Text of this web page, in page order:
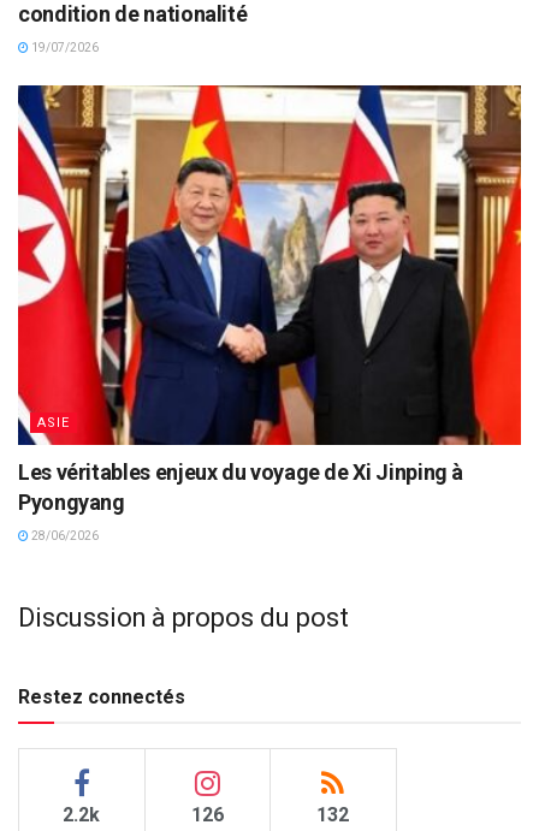
condition de nationalité
19/07/2026
ASIE
Les véritables enjeux du voyage de Xi Jinping à
Pyongyang
28/06/2026
Discussion à propos du post
Restez connectés
2.2k 126 132